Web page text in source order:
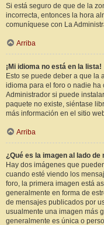
Si está seguro de que de la
incorrecta, entonces la hora
comuníquese con La
Arriba
¡Mi idioma no está en la lista!
Esto se puede deber a que la
idioma para el foro o nadie ha
Administrador si puede
paquete no existe, siéntase
más información en el sitio
Arriba
¿Qué es la imagen al lado
Hay dos imágenes que
cuando esté viendo los
foro, la primera imagen está
generalmente en forma de
de mensajes publicados por
usualmente una imagen más
generalmente es única o